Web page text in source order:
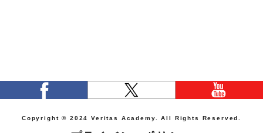
Copyright © 2024 Veritas Academy. All Rights Reserved.